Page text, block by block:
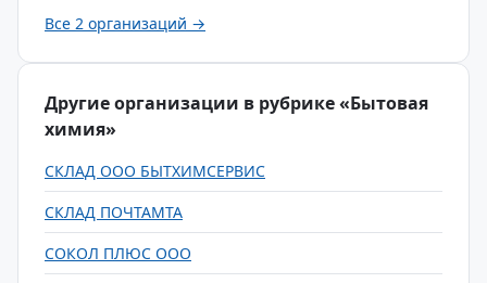
Все 2 организаций →
Другие организации в рубрике «Бытовая
химия»
СКЛАД ООО БЫТХИМСЕРВИС
СКЛАД ПОЧТАМТА
СОКОЛ ПЛЮС ООО